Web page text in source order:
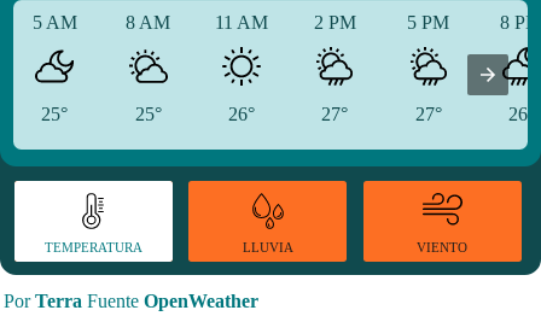
5 AM
25°
8 AM
25°
11 AM
26°
2 PM
27°
5 PM
27°
8
26°
TEMPERATURA LLUVIA VIENTO
PorTerra Fuente OpenWeather